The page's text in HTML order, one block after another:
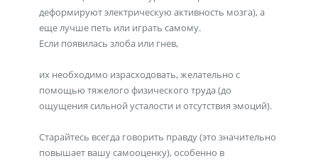
деформируют электрическую активность мозга), а
еще лучше петь или играть самому.
Если появилась злоба или гнев,
их необходимо израсходовать, желательно с
помощью тяжелого физического труда (до
ощущения сильной усталости и отсутствия эмоций).
Старайтесь всегда говорить правду (это значительно
повышает вашу самооценку), особенно в